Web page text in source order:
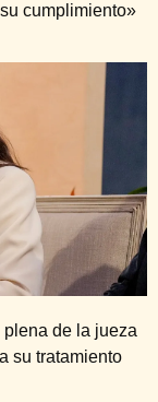
cumplimiento»
de la jueza
su tratamiento